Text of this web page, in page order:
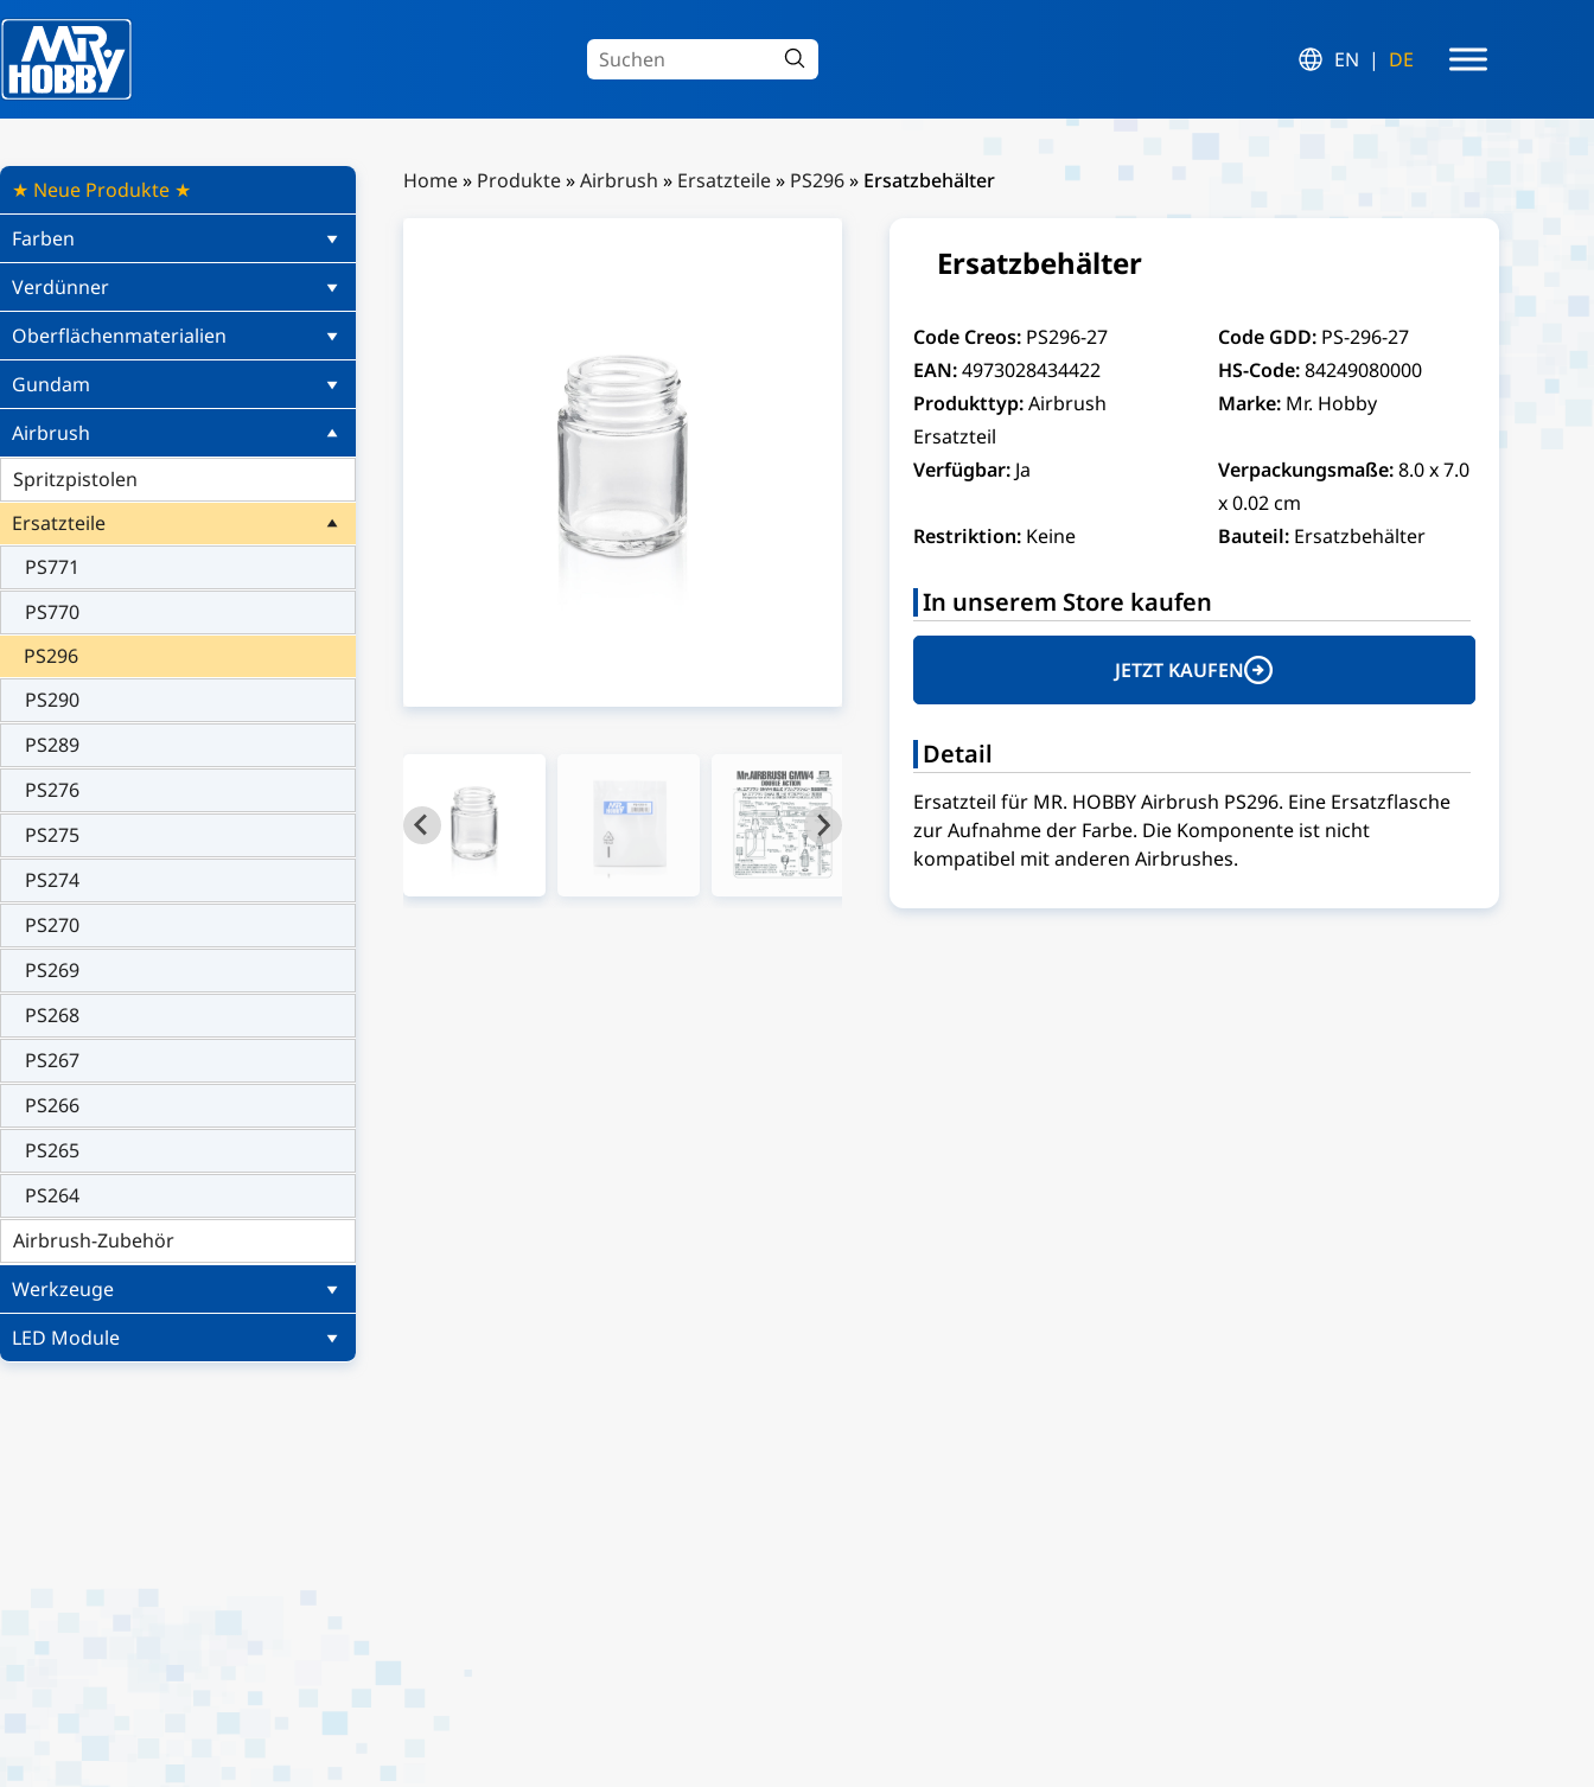
EN DE
★ Neue Produkte ★
Farben
Verdünner
Oberflächenmaterialien
Gundam
Airbrush
Spritzpistolen
Ersatzteile
PS771
PS770
PS296
PS290
PS289
PS276
PS275
PS274
PS270
PS269
PS268
PS267
PS266
PS265
PS264
Airbrush-Zubehör
Werkzeuge
LED Module
Home» Produkte»Airbrush » Ersatzteile» PS296» Ersatzbehälter
Ersatzbehälter
Code Creos: PS296-27 Code GDD: PS-296-27
EAN: 4973028434422 HS-Code:84249080000
Produkttyp: Airbrush
Ersatzteil
Marke: Mr. Hobby
Verfügbar: Ja Verpackungsmaße:8.0 x 7.0
x 0.02 cm
Restriktion: Keine Bauteil: Ersatzbehälter
In unserem Store kaufen
JETZT KAUFEN
Detail
Ersatzteil für MR. HOBBY Airbrush PS296. Eine Ersatzflasche
zur Aufnahme der Farbe. Die Komponente ist nicht
kompatibel mit anderen Airbrushes.